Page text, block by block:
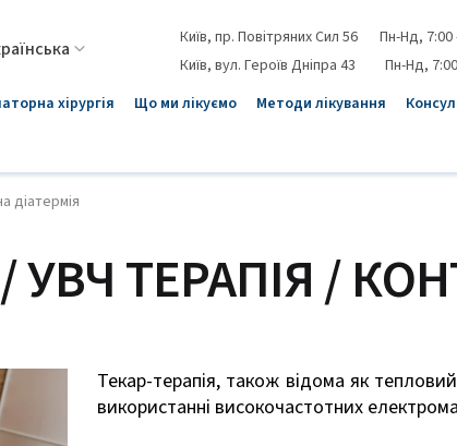
Київ, пр. Повітряних Сил 56 Пн-Нд, 7:00
Київ, вул. Героїв Дніпра 43 Пн-Нд,
хірургія Що ми лікуємо Методи лікування
діатермія
УВЧ ТЕРАПІЯ /
Текар-терапія, також відома як
використанні високочастотних